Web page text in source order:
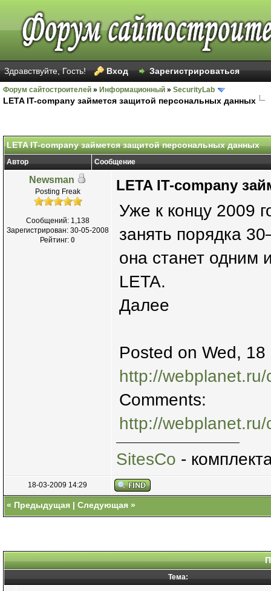
Здравствуйте, Гость! Вход Зарегистрироваться
Форум сайтостроителей » Информационный » SecurityLab
LETA IT-company займется защитой персональных данных
LETA IT-company займется защитой персональных данных
Автор Сообщение
Newsman
Posting Freak
Сообщений: 1,138
Зарегистрирован: 30-05-2008
Рейтинг:0
LETA IT-company
Уже к концу 2009
занять порядка
она станет одним
LETA.
Далее
Posted on Wed,
http://
Comments:
http://
SitesCo -
18-03-2009 14:29
« Предыдущая | Следующая »
Тема: